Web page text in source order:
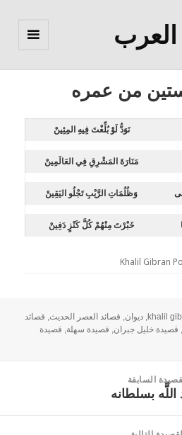
من عمره
نَوَدُّ لَوْ بُلِّغْتَ فِيهِ المِئِينْ
مَنَارَةَ المَشْرِقِ فِي العَالَمِينْ
وَظُلُمَاتِ الرَّيْبِ تَجْلُو اليَقِينْ
خَبْرْتَ مِنْهُمْ كُلَّ كَنْزٍ دَفِينْ
Khalil Gibran
khalil
,ديوان, قصائد العصر الحديث, قصائد
, قصيدة خليل جبران, قصيدة سهلة, قصيدة
السابقة
اللَّه بسلطانه